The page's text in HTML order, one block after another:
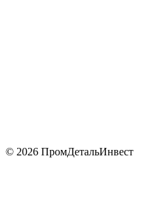
© 2026 ПромДетальИнвест